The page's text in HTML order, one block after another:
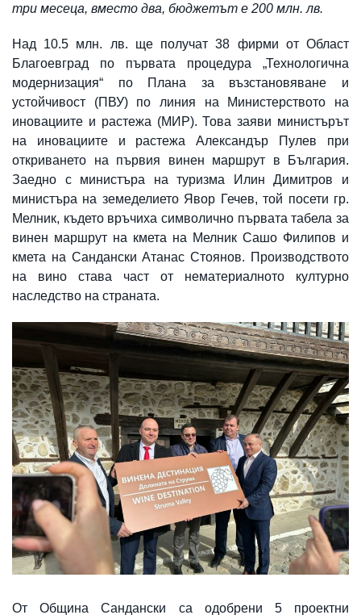
три месеца, вместо два, бюджетът е 200 млн. лв.
Над 10.5 млн. лв. ще получат 38 фирми от Област
Благоевград по първата процедура „Технологична
модернизация“ по Плана за възстановяване и
устойчивост (ПВУ) по линия на Министерството на
иновациите и растежа (МИР). Това заяви министърът
на иновациите и растежа Александър Пулев при
откриването на първия винен маршрут в България.
Заедно с министъра на туризма Илин Димитров и
министъра на земеделието Явор Гечев, той посети гр.
Мелник, където връчиха символично първата табела за
винен маршрут на кмета на Мелник Сашо Филипов и
кмета на Сандански Атанас Стоянов. Производството
на вино става част от нематериалното културно
наследство на страната.
От Община Сандански са одобрени 5 проектни